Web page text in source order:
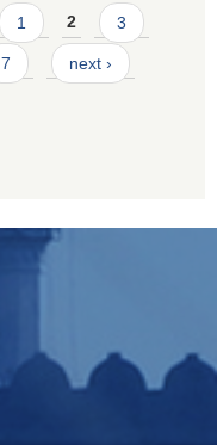
1 2 3
7 next ›